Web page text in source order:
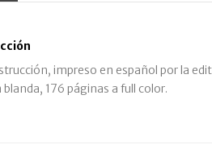
impreso en español por la
176 páginas a full color.